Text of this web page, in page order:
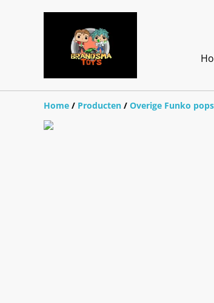
Home / Producten / Overige Funko pops